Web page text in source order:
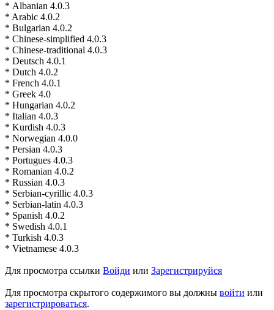
* Albanian 4.0.3
* Arabic 4.0.2
* Bulgarian 4.0.2
* Chinese-simplified 4.0.3
* Chinese-traditional 4.0.3
* Deutsch 4.0.1
* Dutch 4.0.2
* French 4.0.1
* Greek 4.0
* Hungarian 4.0.2
* Italian 4.0.3
* Kurdish 4.0.3
* Norwegian 4.0.0
* Persian 4.0.3
* Portugues 4.0.3
* Romanian 4.0.2
* Russian 4.0.3
* Serbian-cyrillic 4.0.3
* Serbian-latin 4.0.3
* Spanish 4.0.2
* Swedish 4.0.1
* Turkish 4.0.3
* Vietnamese 4.0.3
Для просмотра ссылки Войди или Зарегистрируйся
Для просмотра скрытого содержимого вы должны войти или
зарегистрироваться.